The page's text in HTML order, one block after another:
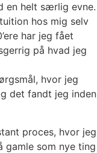
en helt særlig evne.
hos mig selv
har jeg fået
på hvad jeg
hvor jeg
det fandt jeg inden
proces, hvor jeg
gamle som nye ting